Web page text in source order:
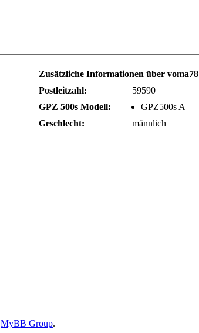
Zusätzliche Informationen über voma78
Postleitzahl:
59590
GPZ 500s Modell:
GPZ500s A
Geschlecht:
männlich
MyBB Group.